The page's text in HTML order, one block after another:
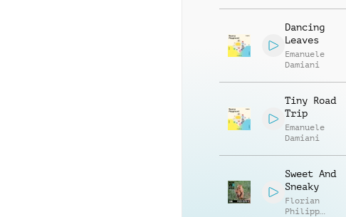
Dancing
Leaves
Emanuele
Damiani
Tiny Road
Trip
Emanuele
Damiani
Sweet And
Sneaky
Florian
Philipp